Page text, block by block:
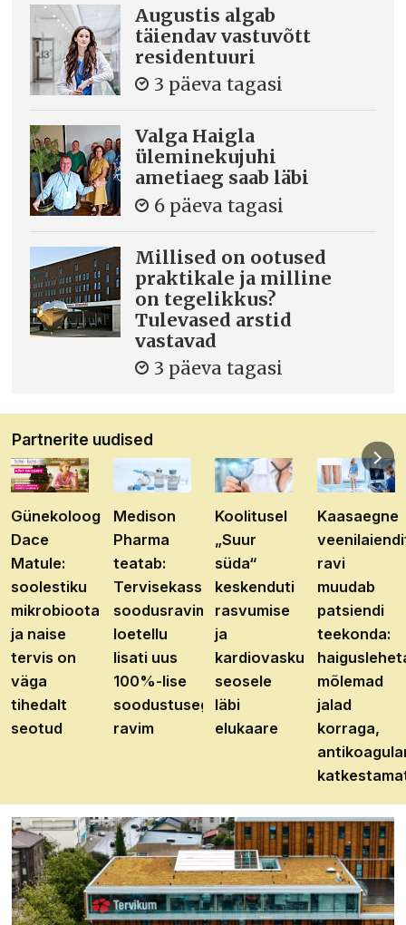
Augustis algab
täiendav vastuvõtt
residentuuri
3 päeva tagasi
Valga Haigla
üleminekujuhi
ametiaeg saab läbi
6 päeva tagasi
Millised on ootused
praktikale ja milline
on tegelikkus?
Tulevased arstid
vastavad
3 päeva tagasi
Partnerite uudised
Günekoloog
Dace
Matule:
soolestiku
mikrobioota
ja naise
tervis on
väga
tihedalt
seotud
Medison
Pharma
teatab:
Tervisekassa
soodusravimite
loetellu
lisati uus
100%-lise
soodustusega
ravim
Koolitusel
„Suur
süda“
keskenduti
rasvumise
ja
kardiovaskulaarhaiguste
seosele
läbi
elukaare
Kaasaegne
ravi
muudab
patsiendi
teekonda:
mõlemad
jalad
korraga,